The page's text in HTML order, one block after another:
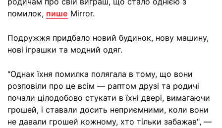
помилок, пише Mirror.
Подружжя придбало новий будинок, нову машину,
нові іграшки та модний одяг.
"Однак їхня помилка полягала в тому, що вони
розповіли про це всім — раптом друзі та родичі
почали цілодобово стукати в їхні двері, вимагаючи
грошей, і ставали досить неприємними, коли вони
не давали грошей кожному, хто тільки забажав", —